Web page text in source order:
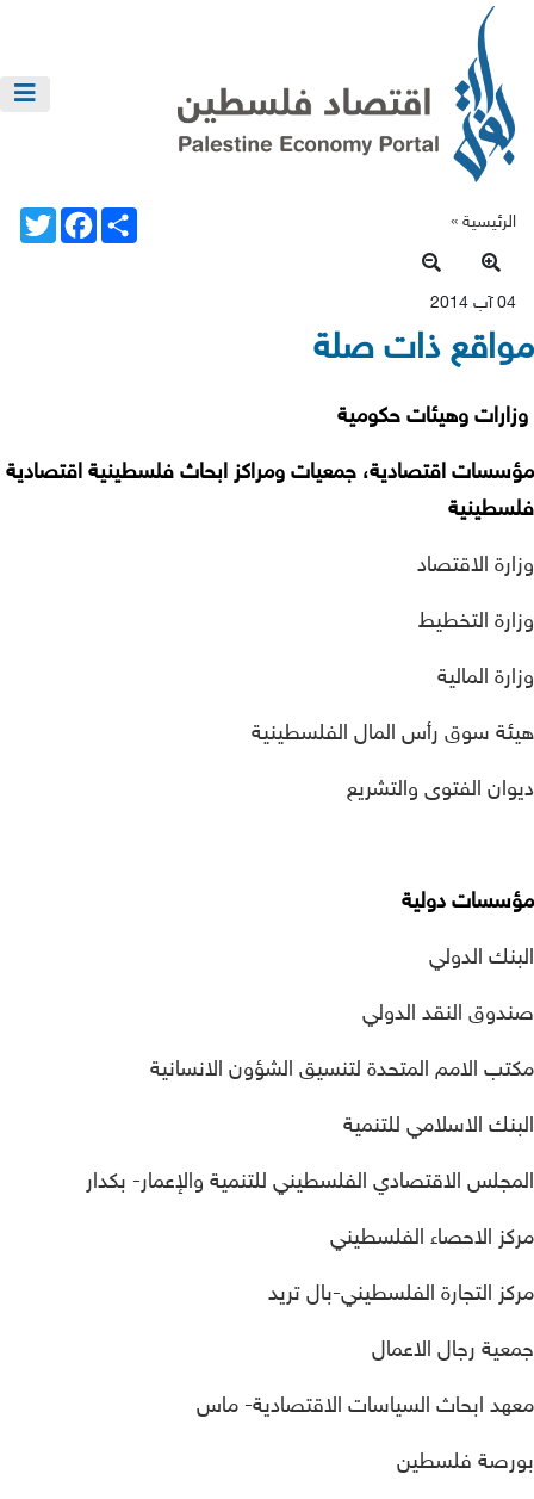
الرئيسية » Twitter
FacebookShare
04 آب 2014
مواقع ذات صلة
وزارات وهيئات حكومية
مؤسسات اقتصادية، جمعيات ومراكز ابحاث فلسطينية اقتصادية
فلسطينية
وزارة الاقتصاد
وزارة التخطيط
وزارة المالية
هيئة سوق رأس المال الفلسطينية
ديوان الفتوى والتشريع
مؤسسات دولية
البنك الدولي
صندوق النقد الدولي
مكتب الامم المتحدة لتنسيق الشؤون الانسانية
البنك الاسلامي للتنمية
المجلس الاقتصادي الفلسطيني للتنمية والإعمار- بكدار
مركز الاحصاء الفلسطيني
مركز التجارة الفلسطيني-بال تريد
جمعية رجال الاعمال
معهد ابحاث السياسات الاقتصادية- ماس
بورصة فلسطين